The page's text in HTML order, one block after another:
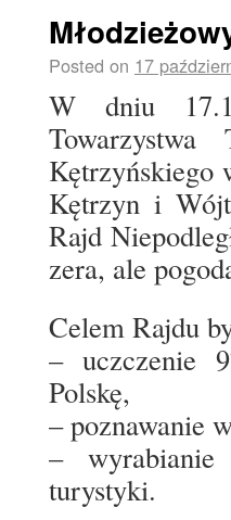
Posted on 17
W dniu
Towarzystwa
Kętrzyńskiego
Kętrzyn i
Rajd
zera, ale
Celem Rajdu
– uczczenie
Polskę,
– poznawanie
–
turystyki.